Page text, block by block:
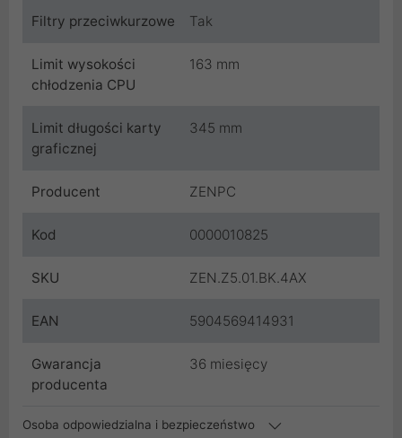
Filtry przeciwkurzowe Tak
Limit wysokości
chłodzenia CPU
163 mm
Limit długości karty
graficznej
345 mm
Producent ZENPC
Kod 0000010825
SKU ZEN.Z5.01.BK.4AX
EAN 5904569414931
Gwarancja
producenta
36 miesięcy
Osoba odpowiedzialna i bezpieczeństwo